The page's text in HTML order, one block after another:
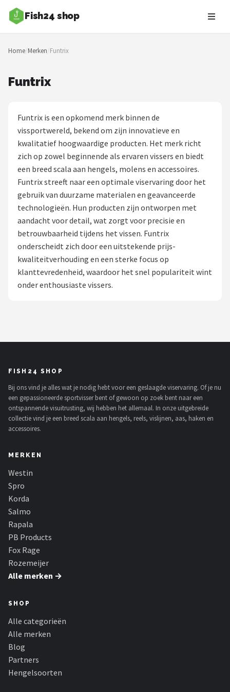
Fish24 shop
Zoeken
NAVIGATIE
Blog
Hengelsoorten
Hengels
Molens
Dobbers
Kunstaas
Shop
Salmo
Rapala
Rozemeijer
Gamakatsu
Mikado
Alle merken →
Home/Merken/Funtrix
Funtrix
Funtrix is een opkomend merk binnen de
vissportwereld, bekend om zijn innovatieve en
kwalitatief hoogwaardige producten. Het merk richt
zich op zowel beginnende als ervaren vissers en biedt
een breed scala aan hengels, molens en accessoires.
Funtrix streeft naar een optimale viservaring door het
gebruik van duurzame materialen en geavanceerde
technologieën. Hun producten zijn ontworpen met
aandacht voor detail, wat zorgt voor precisie en
betrouwbaarheid tijdens het vissen. Funtrix
onderscheidt zich door een uitstekende prijs-
kwaliteitverhouding en een sterke focus op
klanttevredenheid, waardoor het snel populariteit wint
onder enthousiaste vissers.
FISH24 SHOP
Bij ons vind je alles wat je nodig hebt voor een geslaagde viservaring. Of je nu
een gepassioneerde sportvisser bent of gewoon op zoek bent naar een
ontspannende visuitrusting, wij hebben het allemaal. In onze uitgebreide
collectie vind je een breed scala aan hengels, reels, vislijnen, aas, haken en
accessoires.
MERKEN
Westin
Spro
Korda
Salmo
Rapala
PB Products
Fox Rage
Rozemeijer
Alle merken →
SHOP
Alle categorieën
Alle merken
Blog
Partners
Hengelsoorten